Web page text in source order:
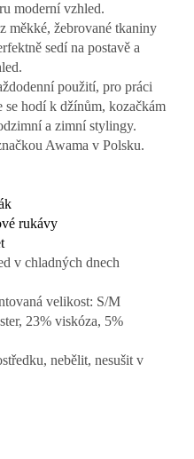
moderní vzhled.
měkké, žebrované tkaniny
sedí na postavě a
použití, pro práci
se hodí k džínům, kozačkám
a zimní stylingy.
Awama v Polsku.
rukávy
v chladných dnech
velikost: S/M
23% viskóza, 5%
nebělit, nesušit v